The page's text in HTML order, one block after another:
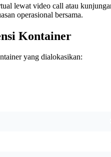
lewat video call atau
operasional bersama.
Kontainer
yang dialokasikan: